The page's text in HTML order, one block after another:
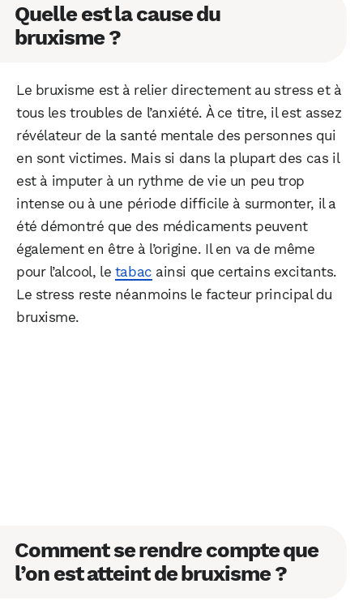
Quelle est la cause du
bruxisme ?
Le bruxisme est à relier directement au stress et à
tous les troubles de l’anxiété. À ce titre, il est assez
révélateur de la santé mentale des personnes qui
en sont victimes. Mais si dans la plupart des cas il
est à imputer à un rythme de vie un peu trop
intense ou à une période difficile à surmonter, il a
été démontré que des médicaments peuvent
également en être à l’origine. Il en va de même
pour l’alcool, le tabac ainsi que certains excitants.
Le stress reste néanmoins le facteur principal du
bruxisme.
Comment se rendre compte que
l’on est atteint de bruxisme ?